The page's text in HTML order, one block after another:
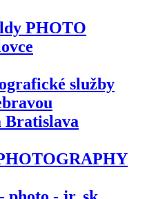
PHOTO
služby
Bratislava